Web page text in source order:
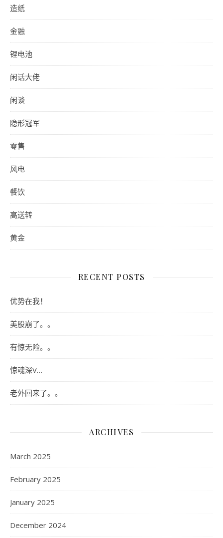
造纸
金融
锂电池
闲话大佬
闲谈
隐形冠军
零售
风电
餐饮
高送转
黄金
RECENT POSTS
优势在我！
美股崩了。。
有惊无险。。
惊魂深V…
老外回来了。。
ARCHIVES
March 2025
February 2025
January 2025
December 2024